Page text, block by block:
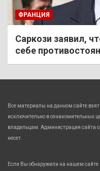
ФРАНЦИЯ
Саркози заявил,
себе
Все материалы на данном сайте
исключительно в ознакомительных
владельцам. Администрация сайта
несет.
Если Вы обнаружили на нашем